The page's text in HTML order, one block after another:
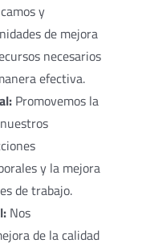
y
de mejora
necesarios
efectiva.
Promovemos la
y la mejora
de trabajo.
Nos
de la calidad